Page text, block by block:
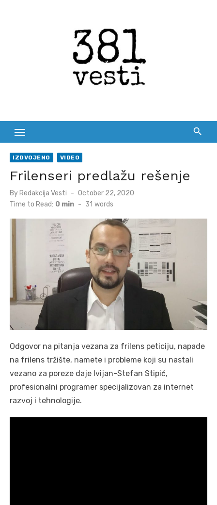
IZDVOJENO VIDEO
Frilenseri predlažu rešenje
By Redakcija Vesti
Posted
October 22, 2020
Time to Read: 0 min - 31 words
Odgovor na pitanja vezana za frilens peticiju, napade
na frilens tržište, namete i probleme koji su nastali
vezano za poreze daje Ivijan-Stefan Stipić,
profesionalni programer specijalizovan za internet
razvoj i tehnologije.